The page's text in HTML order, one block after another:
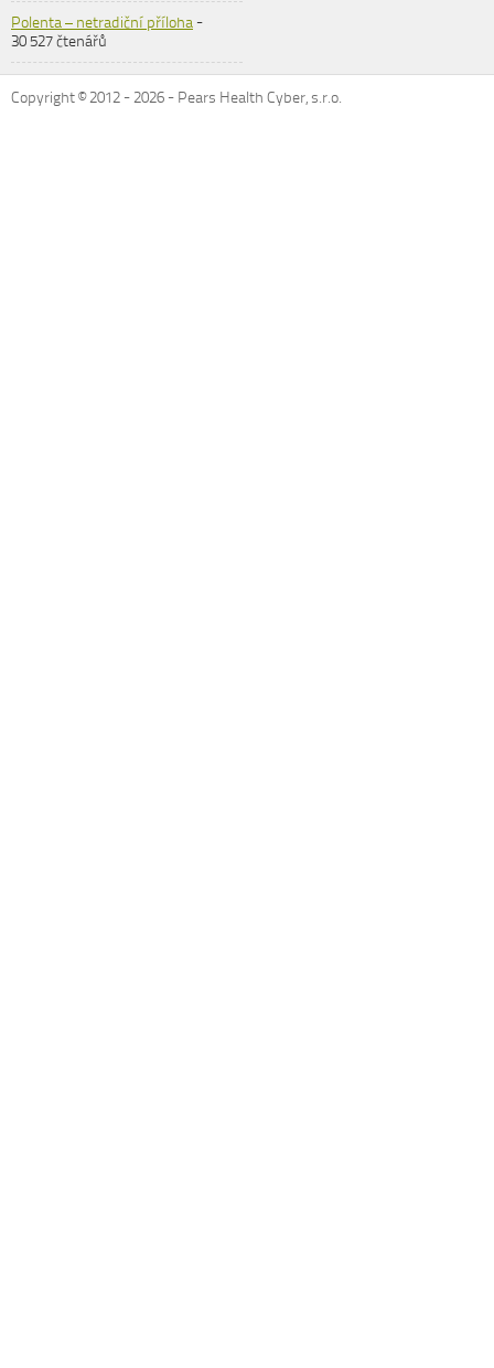
Polenta – netradiční příloha-
30 527 čtenářů
Copyright © 2012 -2026 - Pears Health Cyber, s.r.o.